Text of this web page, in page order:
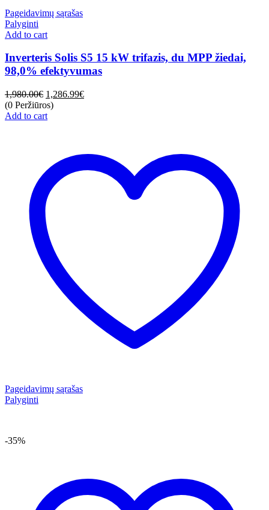
Pageidavimų sąrašas
Palyginti
Add to cart
Inverteris Solis S5 15 kW trifazis, du MPP žiedai,
98,0% efektyvumas
1,980.00€ 1,286.99€
(0 Peržiūros)
Add to cart
Pageidavimų sąrašas
Palyginti
-35%